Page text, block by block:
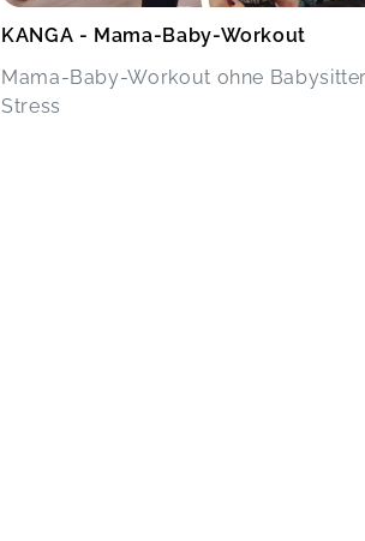
KANGA - Mama-Baby-Workout
Mama-Baby-Workout ohne
Stress